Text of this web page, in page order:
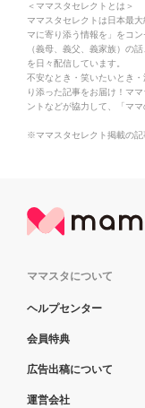
＜ママスタセレクトとは＞
ママスタセレクトは日本最
マに寄り添う情報を」をコ
（義母、義父、義家族）の
を日々配信しています。
不安なとき・笑いたいとき
り添った記事をお届け！マ
ントなどが協力して、「マ
※ママスタセレクト掲載の記
ママスタについて
ヘルプセンター
会員特典
広告出稿について
運営会社